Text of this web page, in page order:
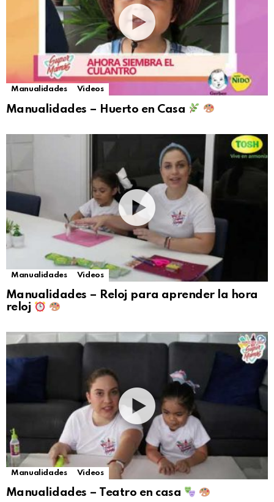
Manualidades Videos
Manualidades – Huerto en Casa
Manualidades Videos
Manualidades – Reloj para aprender la hora
reloj
Manualidades Videos
Manualidades – Teatro en casa